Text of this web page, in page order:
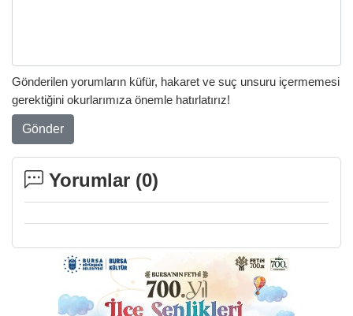
Gönderilen yorumların küfür, hakaret ve suç unsuru içermemesi
gerektiğini okurlarımıza önemle hatırlatırız!
Gönder
Yorumlar (0)